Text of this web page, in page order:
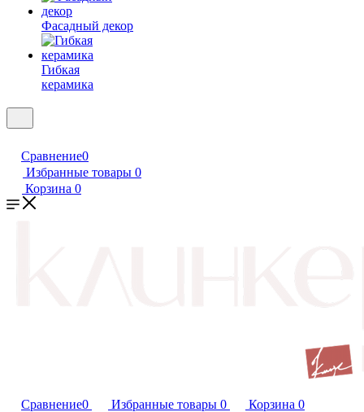
Фасадный декор
Гибкая
керамика
Сравнение0
Избранные товары 0
Корзина 0
Сравнение0 Избранные товары 0 Корзина 0